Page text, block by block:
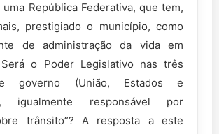
República Federativa, que tem,
prestigiado o município, como
de administração da vida em
Será o Poder Legislativo nas três
governo (União, Estados e
igualmente responsável por
trânsito”? A resposta a este